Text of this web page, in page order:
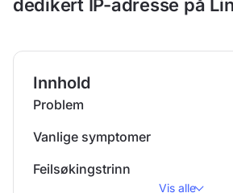
dedikert IP-adresse på
Innhold
Problem
Vanlige symptomer
Feilsøkingstrinn
Vis alle